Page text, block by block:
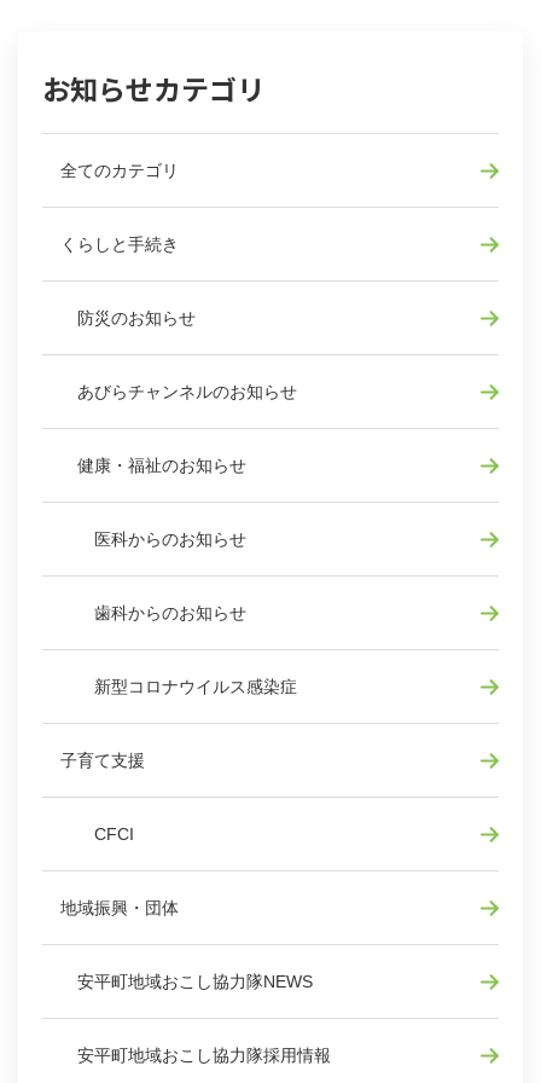
お知らせカテゴリ
全てのカテゴリ
くらしと手続き
防災のお知らせ
あびらチャンネルのお知らせ
健康・福祉のお知らせ
医科からのお知らせ
歯科からのお知らせ
新型コロナウイルス感染症
子育て支援
CFCI
地域振興・団体
安平町地域おこし協力隊NEWS
安平町地域おこし協力隊採用情報